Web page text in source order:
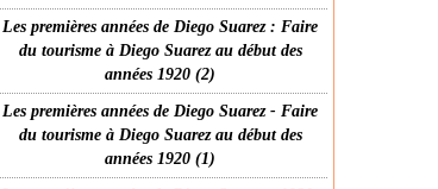
Les premières années de Diego Suarez : Faire
du tourisme à Diego Suarez au début des
années 1920 (2)
Les premières années de Diego Suarez - Faire
du tourisme à Diego Suarez au début des
années 1920 (1)